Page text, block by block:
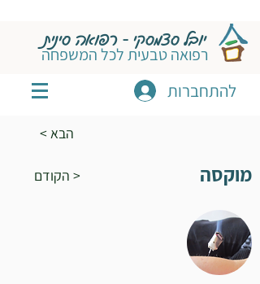
יובל סצמסקי - רפואה סינית
רפואה טבעית לכל המשפחה
להתחברות
< הבא
הקודם > מוקסה​